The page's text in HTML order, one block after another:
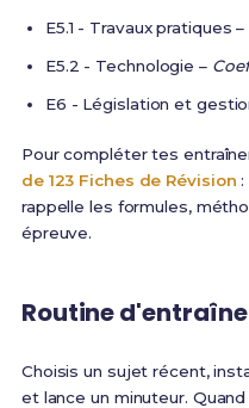
E5.1 - Travaux pratiques –
E5.2 - Technologie –
E6 - Législation et
Pour compléter tes
de 123 Fiches de Révision :
rappelle les formules,
épreuve.
Routine
Choisis un sujet récent,
et lance un minuteur.